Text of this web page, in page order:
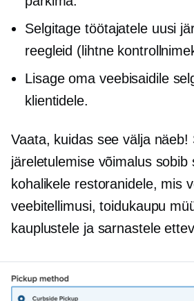
Selgitage töötajatele uusi
reegleid (lihtne
Lisage oma veebisaidile
klientidele.
Vaata, kuidas see välja näeb!
järeletulemise võimalus sobib
kohalikele restoranidele, mis
veebitellimusi, toidukaupu
kauplustele ja sarnastele